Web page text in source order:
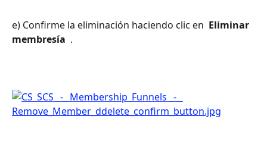
e) Confirme la eliminación haciendo clic en Eliminar
membresía .